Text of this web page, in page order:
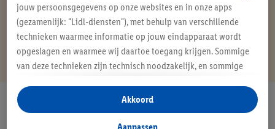
Gids voor panty's BH-gids
Meer ontdekken
Ben je op zoek naar iets anders?
We hebben alles in huis
jouw persoonsgegevens op onze websites en in onze apps
(gezamenlijk: "Lidl-diensten"), met behulp van verschillende
technieken waarmee informatie op jouw eindapparaat wordt
opgeslagen en waarmee wij daartoe toegang krijgen. Sommige
van deze technieken zijn technisch noodzakelijk, en sommige
opslaan van voorkeursinstellingen, het verzamelen en
analyseren van statistieken of voor het tonen van
gepersonaliseerde reclame binnen en buiten de Lidl-diensten.
Aanpassen
Akkoord